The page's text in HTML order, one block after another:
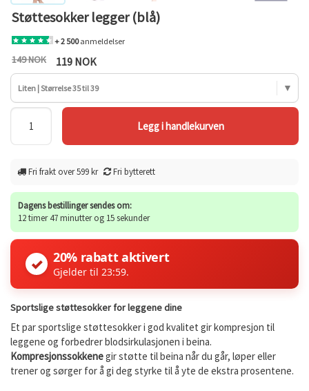
Støttesokker legger (blå)
+ 2 500anmeldelser
149 NOK 119 NOK
Liten | Størrelse 35 til 39
Fri frakt over 599 kr Fri bytterett
Dagens bestillinger sendes om:
12 timer 47 minutter og 15 sekunder
✓ 20% rabatt aktivert
Gjelder til 23:59.
Sportslige støttesokker for leggene dine
Et par sportslige støttesokker i god kvalitet gir kompresjon til
leggene og forbedrer blodsirkulasjonen i beina.
Kompresjonssokkenegir støtte til beina når du går, løper eller
trener og sørger for å gi deg styrke til å yte de ekstra prosentene.